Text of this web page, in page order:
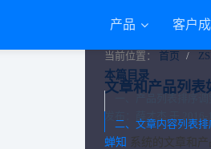
产品 客户
当前位置： 首页
文章和产品列表
发布：薛才杰 于 2016-
本篇目录
二、文章内容列表排
蝉知 系统的文章和